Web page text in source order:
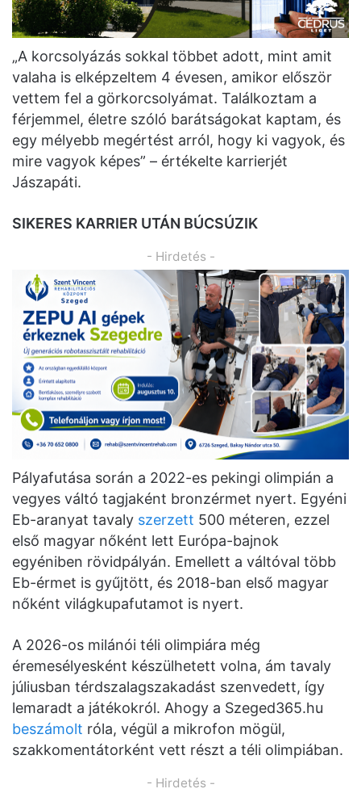
„A korcsolyázás sokkal többet adott, mint amit
valaha is elképzeltem 4 évesen, amikor először
vettem fel a görkorcsolyámat. Találkoztam a
férjemmel, életre szóló barátságokat kaptam, és
egy mélyebb megértést arról, hogy ki vagyok, és
mire vagyok képes” – értékelte karrierjét
Jászapáti.
SIKERES KARRIER UTÁN BÚCSÚZIK
- Hirdetés -
Pályafutása során a 2022-es pekingi olimpián a
vegyes váltó tagjaként bronzérmet nyert. Egyéni
Eb-aranyat tavaly szerzett 500 méteren, ezzel
első magyar nőként lett Európa-bajnok
egyéniben rövidpályán. Emellett a váltóval több
Eb-érmet is gyűjtött, és 2018-ban első magyar
nőként világkupafutamot is nyert.
A 2026-os milánói téli olimpiára még
éremesélyesként készülhetett volna, ám tavaly
júliusban térdszalagszakadást szenvedett, így
lemaradt a játékokról. Ahogy a Szeged365.hu
beszámolt róla, végül a mikrofon mögül,
szakkomentátorként vett részt a téli olimpiában.
- Hirdetés -